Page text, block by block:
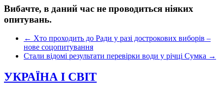
Вибачте, в даний час не проводиться ніяких
опитувань.
← Хто проходить до Ради у разі дострокових виборів –
нове соцопитування
Стали відомі результати перевірки води у річці Сумка →
УКРАЇНА І СВІТ